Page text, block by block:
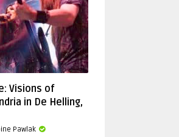
Visions of
in De Helling,
Pawlak